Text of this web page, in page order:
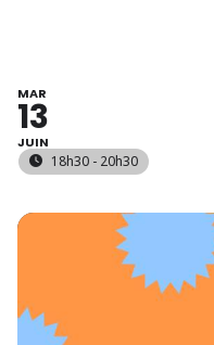
MAR
13
JUIN
18h30 - 20h30